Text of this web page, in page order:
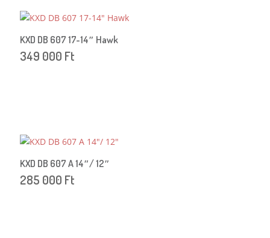
KXD DB 607 17-14″ Hawk
349 000 Ft
KXD DB 607 A 14″/ 12″
285 000 Ft